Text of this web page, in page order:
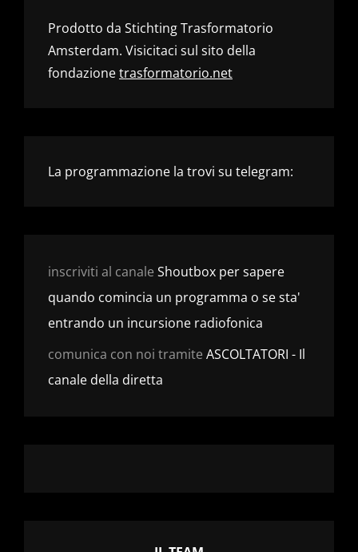
Prodotto da Stichting Trasformatorio
Amsterdam. Visicitaci sul sito della
fondazionetrasformatorio.net
La programmazione la trovi su telegram:
inscriviti al canale Shoutbox per sapere
quando comincia un programma o se sta'
entrando un incursione radiofonica
comunica con noi tramite ASCOLTATORI - Il
canale della diretta